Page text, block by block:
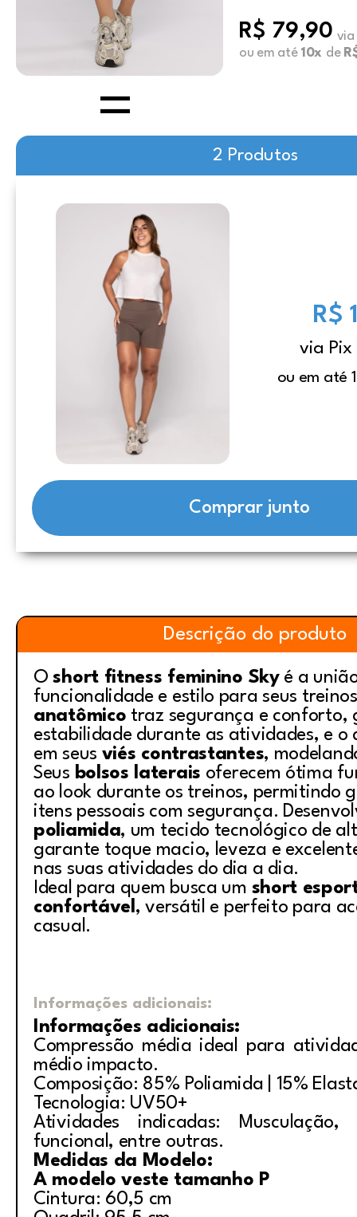
R$ 79,90 via
ou em até 10x de
2 Produtos
R$
via Pix
ou em até
Comprar junto
Descrição do produto
Oshort fitness feminino Skyé a
funcionalidade e estilo para seus
anatômico traz segurança e conforto,
estabilidade durante as atividades, e o
em seus viés contrastantes,
Seus bolsos laterais oferecem ótima
ao look durante os treinos, permitindo
itens pessoais com segurança.
poliamida, um tecido tecnológico de
garante toque macio, leveza e
nas suas atividades do dia a dia.
Ideal para quem busca um short
confortável, versátil e perfeito para
casual.
Informações adicionais:
Informações adicionais:
Compressão média ideal para
médio impacto.
Composição: 85% Poliamida | 15%
Tecnologia: UV50+
Atividades indicadas:
funcional, entre outras.
Medidas da Modelo:
A modelo veste tamanho P
Cintura: 60,5 cm